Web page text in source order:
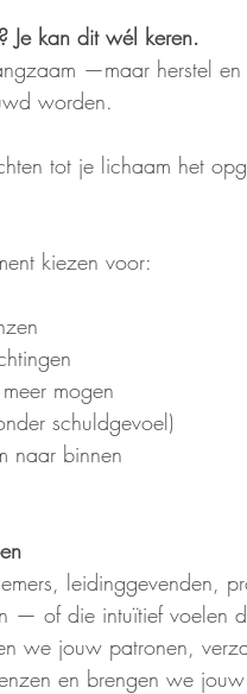
Je kan dit wél keren.
—maar herstel
worden.
tot je lichaam het
kiezen voor:
mogen
schuldgevoel)
naar binnen
leidinggevenden,
— of die intuïtief voelen
we jouw patronen,
en brengen we